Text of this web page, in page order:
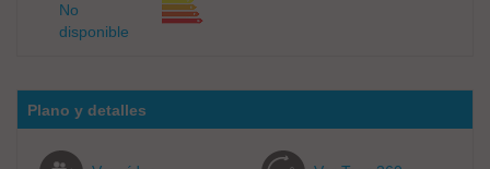
No
disponible
Plano y detalles